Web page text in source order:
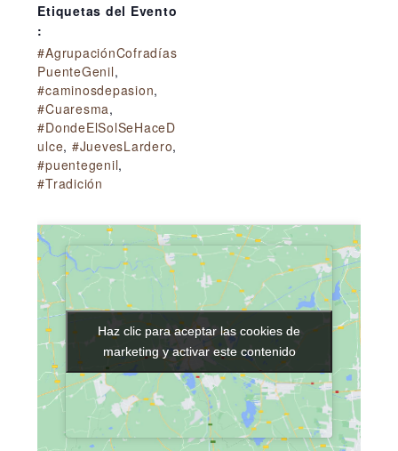
Etiquetas del Evento
:
#AgrupaciónCofradías
PuenteGenil,
#caminosdepasion,
#Cuaresma,
#DondeElSolSeHaceD
ulce, #JuevesLardero,
#puentegenil,
#Tradición
Haz clic para aceptar las cookies de
marketing y activar este contenido
Haz clic para aceptar las cookies de
marketing y activar este contenido